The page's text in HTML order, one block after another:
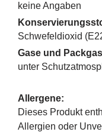
keine Angaben
Schwefeldioxid
Gase und
unter
Allergene:
Dieses Produkt
Allergien oder